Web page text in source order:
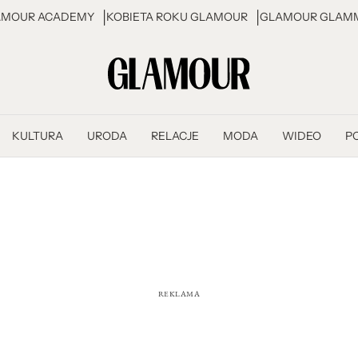
ACADEMY KOBIETA ROKU GLAMOUR GLAMOUR
KULTURA URODA RELACJE MODA WIDEO